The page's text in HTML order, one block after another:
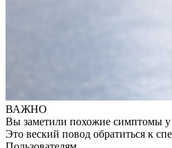
ВАЖНО
Вы заметили похожие симптомы
Это веский повод обратиться к